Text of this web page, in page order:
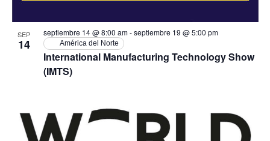
SEP
14
International Manufacturing Technology Show
(IMTS)
septiembre 14 @ 8:00 am-septiembre 19 @ 5:00 pm
América del Norte